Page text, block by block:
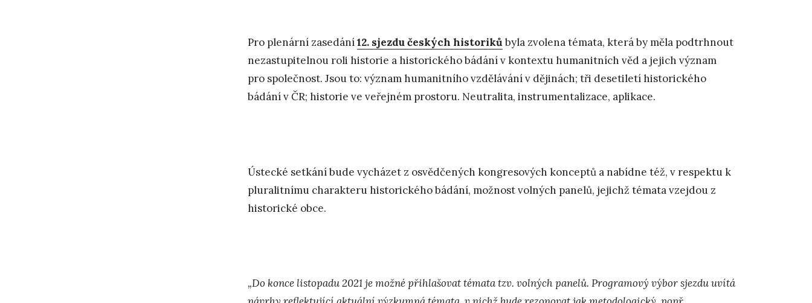
Pro plenární zasedání12. sjezdu českých historikůbyla zvolena témata, která by měla podtrhnout
nezastupitelnou roli historie a historického bádání v kontextu humanitních věd a jejich význam
pro společnost. Jsou to: význam humanitního vzdělávání v dějinách; tři desetiletí historického
bádání v ČR; historie ve veřejném prostoru. Neutralita, instrumentalizace, aplikace.
Ústecké setkání bude vycházet z osvědčených kongresových konceptů a nabídne též, v respektu k
pluralitnímu charakteru historického bádání, možnost volných panelů, jejichž témata vzejdou z
historické obce.
„Do konce listopadu 2021 je možné přihlašovat témata tzv. volných panelů. Programový výbor sjezdu uvítá